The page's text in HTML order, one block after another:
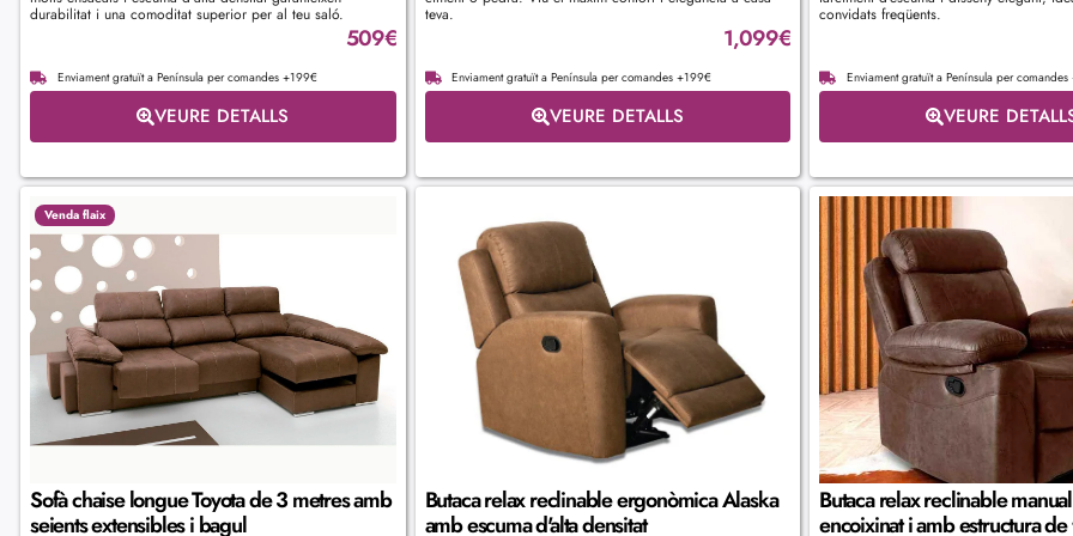
durabilitat i una comoditat superior per al teu saló.
509€
Enviament gratuït a Península per comandes +199€
VEURE DETALLS
teva.
1,099€
Enviament gratuït a Península per comandes +199€
VEURE DETALLS
convidats freqüents.
Enviament gratuït a Península per
VEURE
Venda flaix
Sofà chaise longue Toyota de 3 metres amb
seients extensibles i bagul
Butaca relax reclinable ergonòmica Alaska
amb escuma d'alta densitat
Butaca relax reclinable
encoixinat i amb estructura